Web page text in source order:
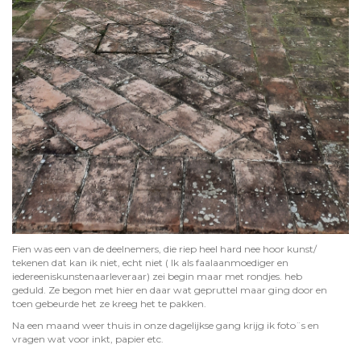
Fien was een van de deelnemers, die riep heel hard nee hoor kunst/
tekenen dat kan ik niet, echt niet ( Ik als faalaanmoediger en
iedereeniskunstenaarleveraar) zei begin maar met rondjes. heb
geduld. Ze begon met hier en daar wat gepruttel maar ging door en
toen gebeurde het ze kreeg het te pakken.
Na een maand weer thuis in onze dagelijkse gang krijg ik foto¨s en
vragen wat voor inkt, papier etc.